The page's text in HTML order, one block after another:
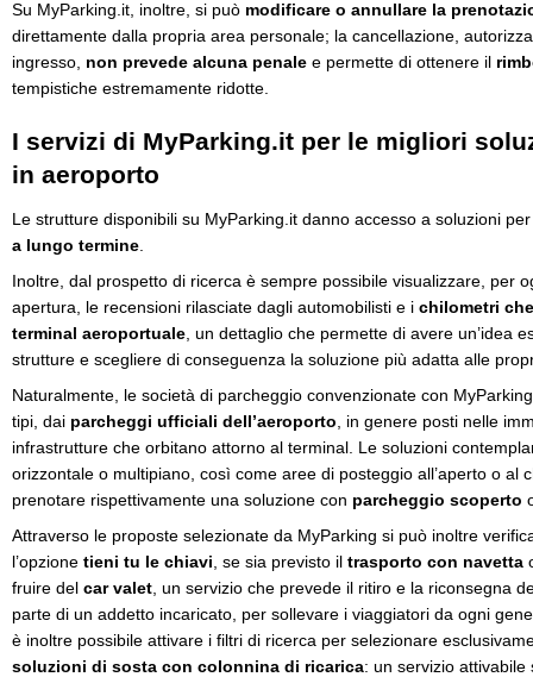
Su MyParking.it, inoltre, si può modificare o annullare la
direttamente dalla propria area personale; la cancellazione,
ingresso, non prevede alcuna penale e permette di ottenere il
tempistiche estremamente ridotte.
I servizi di MyParking.it per le migliori
in aeroporto
Le strutture disponibili su MyParking.it danno accesso a soluzioni
a lungo termine
Inoltre, dal prospetto di ricerca è sempre possibile visualizzare, per
apertura, le recensioni rilasciate dagli automobilisti e i chilometri
terminal aeroportuale , un dettaglio che permette di avere un’idea
strutture e scegliere di conseguenza la soluzione più adatta alle
Naturalmente, le società di parcheggio convenzionate con
tipi, dai parcheggi ufficiali dell’aeroporto , in genere posti nelle
infrastrutture che orbitano attorno al terminal. Le soluzioni
orizzontale o multipiano, così come aree di posteggio all’aperto o al
prenotare rispettivamente una soluzione con parcheggio scoperto
Attraverso le proposte selezionate da MyParking si può inoltre
l’opzione tieni tu le chiavi , se sia previsto il trasporto con navetta
fruire del car valet , un servizio che prevede il ritiro e la riconsegna
parte di un addetto incaricato, per sollevare i viaggiatori da ogni
è inoltre possibile attivare i filtri di ricerca per selezionare
soluzioni di sosta con colonnina di ricarica: un servizio